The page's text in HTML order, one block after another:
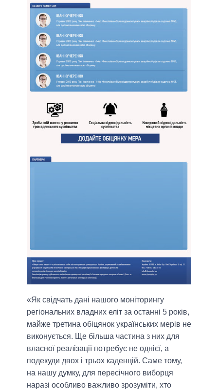
«Як свідчать дані нашого моніторингу
регіональних владних еліт за останні 5 років,
майже третина обіцянок українських мерів не
виконується. Ще більша частина з них для
власної реалізації потребує не однієї, а
подекуди двох і трьох каденцій. Саме тому,
на нашу думку, для пересічного виборця
наразі особливо важливо зрозуміти, хто